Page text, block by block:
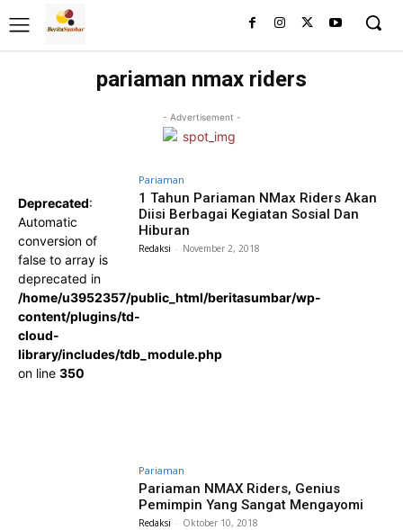
pariaman nmax riders
- Advertisement -
Deprecated:
Automatic
conversion of
false to array is
deprecated in
/home/u3952357/public_html/beritasumbar/wp-
content/plugins/td-
cloud-
library/includes/tdb_module.php
on line 350
Pariaman
1 Tahun Pariaman NMax Riders Akan
Diisi Berbagai Kegiatan Sosial Dan
Hiburan
Redaksi - November 2, 2018
Pariaman
Pariaman NMAX Riders, Genius
Pemimpin Yang Sangat Mengayomi
Redaksi - Oktober 10, 2018